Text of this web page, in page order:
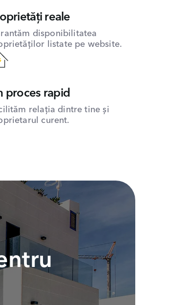
reale
disponibilitatea
listate pe website.
proces rapid
relația dintre tine și
curent.